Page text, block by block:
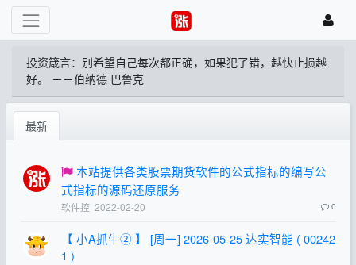
投资箴言：别希望自己每次都正确，如果犯了错，越快止损越
好。 －－伯纳德 巴鲁克
最新
本站提供各类股票期货软件的公式指标的编写公
式指标的源码还原服务
软件控 2022-02-20 0
【 小A抓牛② 】 [周一] 2026-05-25 达实智能 ( 00242
1 )